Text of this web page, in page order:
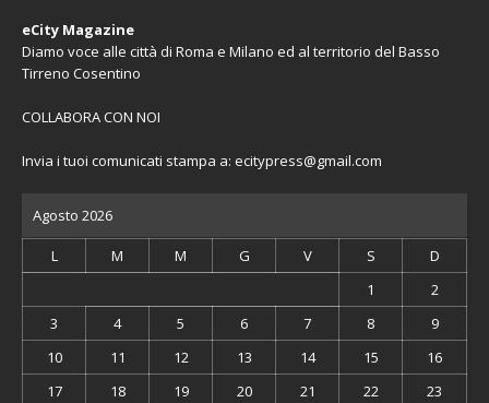
eCity Magazine
Diamo voce alle città di Roma e Milano ed al territorio del Basso
Tirreno Cosentino
COLLABORA CON NOI
Invia i tuoi comunicati stampa a: ecitypress@gmail.com
Agosto 2026
L M M G V S
D
1
2
3
4 5 6 7 8
9
10
11 12 13 14 15
16
17
18 19 20 21 22
23